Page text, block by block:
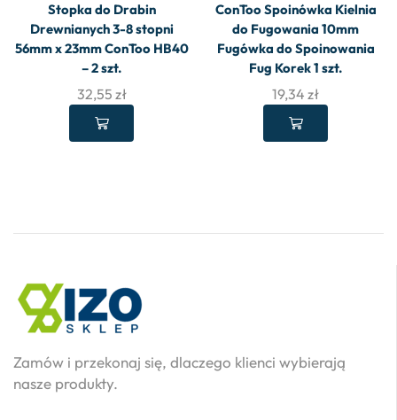
Stopka do Drabin
Drewnianych 3-8 stopni
56mm x 23mm ConToo HB40
– 2 szt.
32,55 zł
ConToo Spoinówka Kielnia
do Fugowania 10mm
Fugówka do Spoinowania
Fug Korek 1 szt.
19,34 zł
Zamów i przekonaj się, dlaczego klienci wybierają
nasze produkty.